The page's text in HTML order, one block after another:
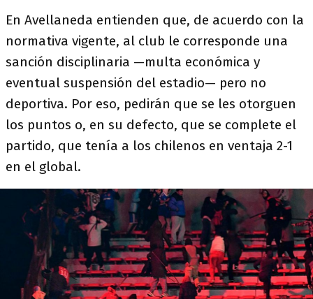
En Avellaneda entienden que, de acuerdo con la
normativa vigente, al club le corresponde una
sanción disciplinaria —multa económica y
eventual suspensión del estadio— pero no
deportiva. Por eso, pedirán que se les otorguen
los puntos o, en su defecto, que se complete el
partido, que tenía a los chilenos en ventaja 2-1
en el global.